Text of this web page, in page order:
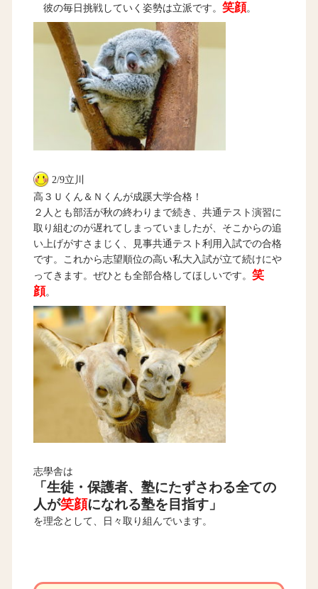
彼の毎日挑戦していく姿勢は立派です。 笑顔。
2/9立川
高３Ｕくん＆Ｎくんが成蹊大学合格！
２人とも部活が秋の終わりまで続き、共通テスト演習に
取り組むのが遅れてしまっていましたが、そこからの追
い上げがすさまじく、見事共通テスト利用入試での合格
です。これから志望順位の高い私大入試が立て続けにや
ってきます。ぜひとも全部合格してほしいです。 笑
顔。
志學舎は
「生徒・保護者、塾にたずさわる全ての
人が笑顔になれる塾を目指す」
を理念として、日々取り組んでいます。